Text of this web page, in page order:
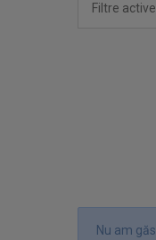
Filtre
Nu am